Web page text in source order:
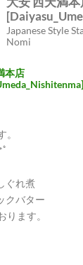
Japanese Style
Nomi
本店
ぐれ煮
クバター
ります。